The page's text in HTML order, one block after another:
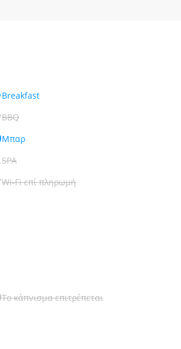
Breakfast
BBQ
Μπαρ
SPA
Wi-Fi επί πληρωμή
Το κάπνισμα επιτρέπεται